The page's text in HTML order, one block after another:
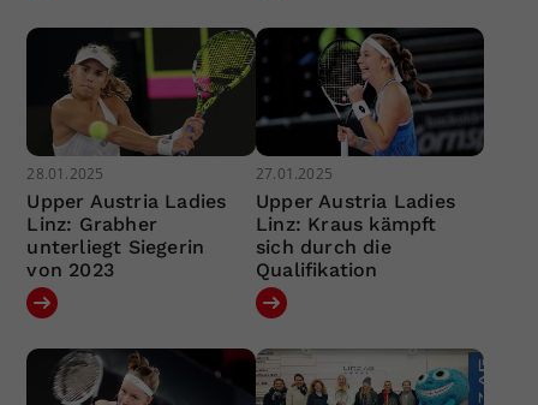
28.01.2025
Upper Austria Ladies
Linz: Grabher
unterliegt Siegerin
von 2023
27.01.2025
Upper Austria Ladies
Linz: Kraus kämpft
sich durch die
Qualifikation